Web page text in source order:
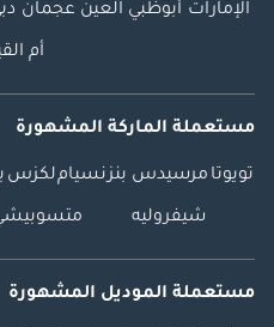
الإمارات أبوظبي العين عجمان
أم
مستعملة الماركة المشهورة
تويوتا مرسيدس بنزنسياملكزس
شيفروليه
مستعملة الموديل المشهورة